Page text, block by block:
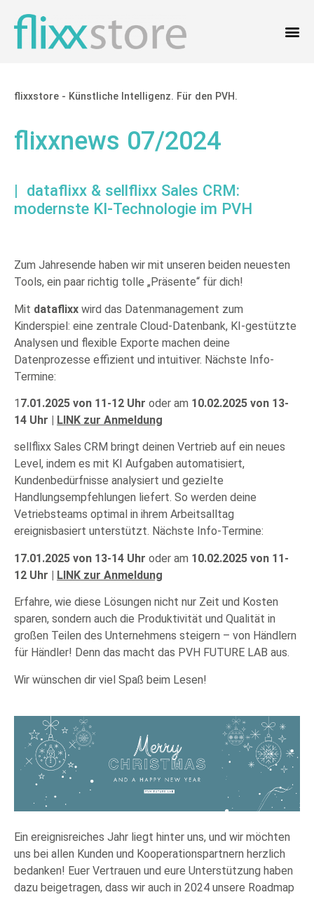
flixxstore - Künstliche Intelligenz. Für den PVH.
flixxnews 07/2024
| dataflixx & sellflixx Sales CRM:
modernste KI-Technologie im PVH
Zum Jahresende haben wir mit unseren beiden neuesten
Tools, ein paar richtig tolle „Präsente“ für dich!
Mit dataflixx wird das Datenmanagement zum
Kinderspiel: eine zentrale Cloud-Datenbank, KI-gestützte
Analysen und flexible Exporte machen deine
Datenprozesse effizient und intuitiver. Nächste Info-
Termine:
1 7.01.2025 von 11-12 Uhr oder am 10.02.2025 von 13-
14 Uhr | LINK zur Anmeldung
sellflixx Sales CRM bringt deinen Vertrieb auf ein neues
Level, indem es mit KI Aufgaben automatisiert,
Kundenbedürfnisse analysiert und gezielte
Handlungsempfehlungen liefert. So werden deine
Vetriebsteams optimal in ihrem Arbeitsalltag
ereignisbasiert unterstützt. Nächste Info-Termine:
17.01.2025 von 13-14 Uhr oder am 10.02.2025 von 11-
12 Uhr | LINK zur Anmeldung
Erfahre, wie diese Lösungen nicht nur Zeit und Kosten
sparen, sondern auch die Produktivität und Qualität in
großen Teilen des Unternehmens steigern – von Händlern
für Händler! Denn das macht das PVH FUTURE LAB aus.
Wir wünschen dir viel Spaß beim Lesen!
Ein ereignisreiches Jahr liegt hinter uns, und wir möchten
uns bei allen Kunden und Kooperationspartnern herzlich
bedanken! Euer Vertrauen und eure Unterstützung haben
dazu beigetragen, dass wir auch in 2024 unsere Roadmap